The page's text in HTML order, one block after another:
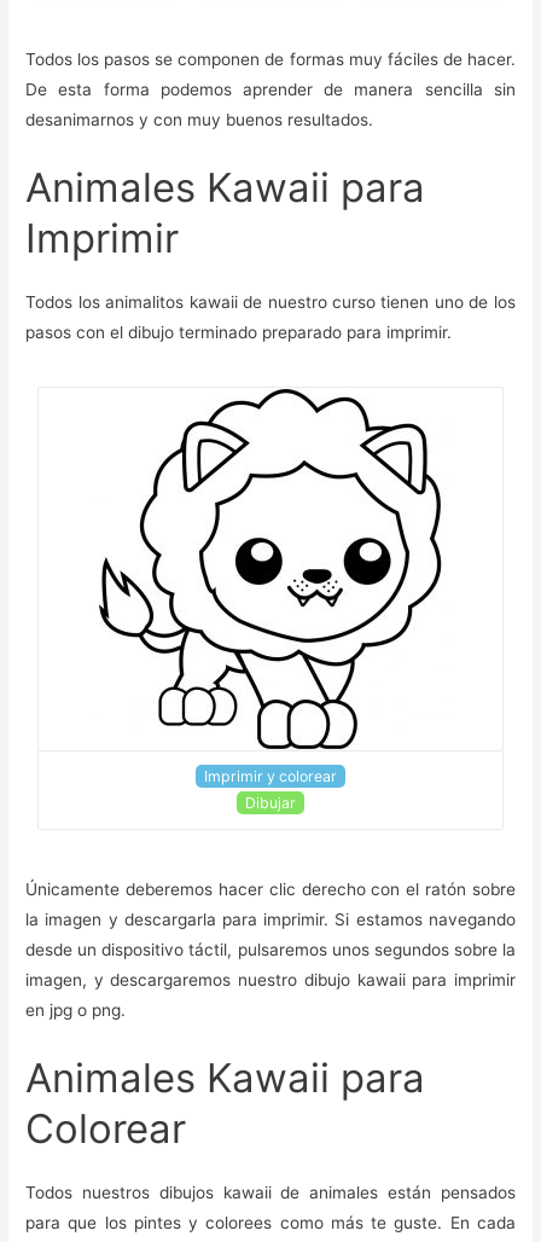
Todos los pasos se componen de formas muy fáciles de hacer.
De esta forma podemos aprender de manera sencilla sin
desanimarnos y con muy buenos resultados.
Animales Kawaii para
Imprimir
Todos los animalitos kawaii de nuestro curso tienen uno de los
pasos con el dibujo terminado preparado para imprimir.
Imprimir y colorear
Dibujar
Únicamente deberemos hacer clic derecho con el ratón sobre
la imagen y descargarla para imprimir. Si estamos navegando
desde un dispositivo táctil, pulsaremos unos segundos sobre la
imagen, y descargaremos nuestro dibujo kawaii para imprimir
en jpg o png.
Animales Kawaii para
Colorear
Todos nuestros dibujos kawaii de animales están pensados
para que los pintes y colorees como más te guste. En cada